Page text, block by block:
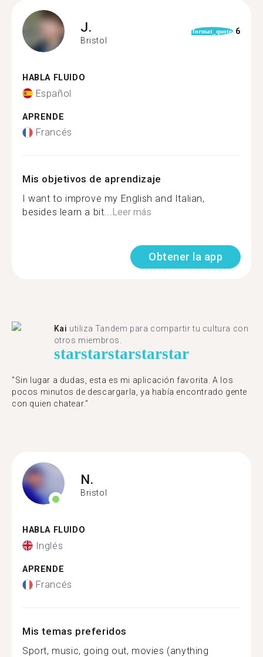
J.
Bristol
format_quote 6
HABLA FLUIDO
Español
APRENDE
Francés
Mis objetivos de aprendizaje
I want to improve my English and Italian,
besides learn a bit...Leer más
Obtener la app
Kai utiliza Tandem para compartir tu cultura con
otros miembros.
starstarstarstarstar
"Sin lugar a dudas, esta es mi aplicación favorita. A los
pocos minutos de descargarla, ya había encontrado gente
con quien chatear."
N.
Bristol
HABLA FLUIDO
Inglés
APRENDE
Francés
Mis temas preferidos
Sport, music, going out, movies (anything